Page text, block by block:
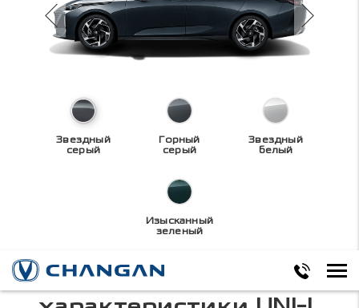
Звездный
серый
Горный
серый
Звездный
белый
Изысканный
зеленый
Технические